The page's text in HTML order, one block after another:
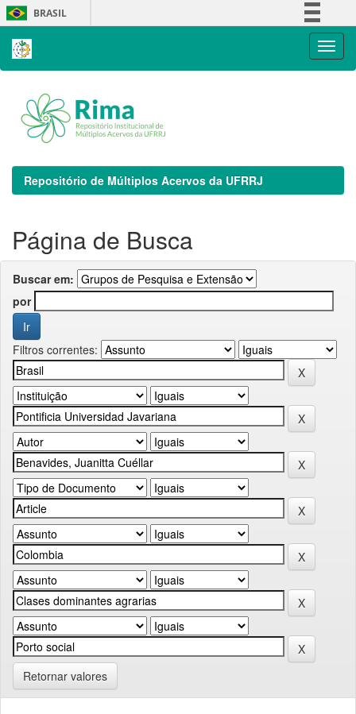
Skip
navigation
BRASIL
Repositório de Múltiplos Acervos da UFRRJ
Página de Busca
Buscar em:
por
Filtros correntes:
Retornar valores